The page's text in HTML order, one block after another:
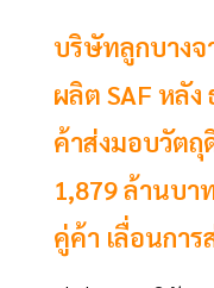
บริษัทลูกบางจ
ผลิต SAF หลั
ค้าส่งมอบวัตถุ
1,879 ล้านบา
คู่ค้า เลื่อนกา